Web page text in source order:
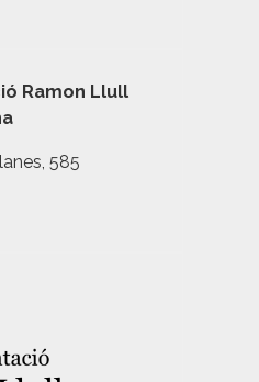
Ramon Llull
585